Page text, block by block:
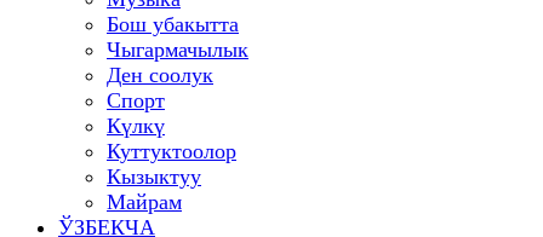
Бош убакытта
Чыгармачылык
Ден соолук
Спорт
Күлкү
Куттуктоолор
Кызыктуу
Майрам
ЎЗБЕКЧА